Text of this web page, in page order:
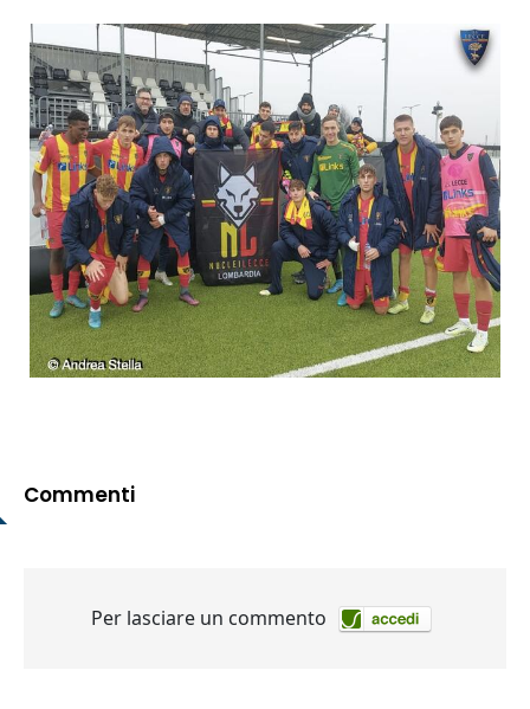
Commenti